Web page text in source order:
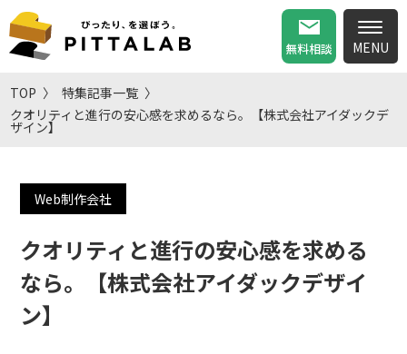
無料相談
TOP
特集記事一覧
クオリティと進行の安心感を求めるなら。【株式会社アイダックデ
ザイン】
Web制作会社
クオリティと進行の安心感を求める
なら。【株式会社アイダックデザイ
ン】